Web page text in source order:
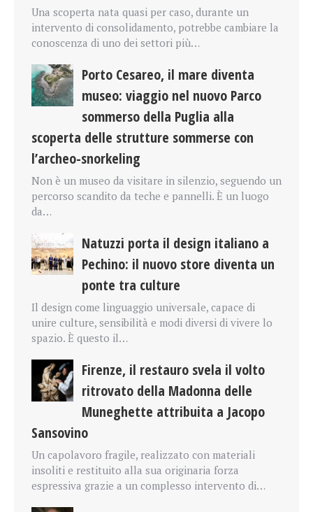
Una scoperta nata quasi per caso, durante un
intervento di consolidamento, potrebbe cambiare la
conoscenza di uno dei settori più…
Porto Cesareo, il mare diventa
museo: viaggio nel nuovo Parco
sommerso della Puglia alla
scoperta delle strutture sommerse con
l’archeo-snorkeling
Non è un museo da visitare in silenzio, seguendo un
percorso scandito da teche e pannelli. È un luogo
da…
Natuzzi porta il design italiano a
Pechino: il nuovo store diventa un
ponte tra culture
Il design come linguaggio universale, capace di
unire culture, sensibilità e modi diversi di vivere lo
spazio. È questo il…
Firenze, il restauro svela il volto
ritrovato della Madonna delle
Muneghette attribuita a Jacopo
Sansovino
Un capolavoro fragile, realizzato con materiali
insoliti e restituito alla sua originaria forza
espressiva grazie a un complesso intervento di…